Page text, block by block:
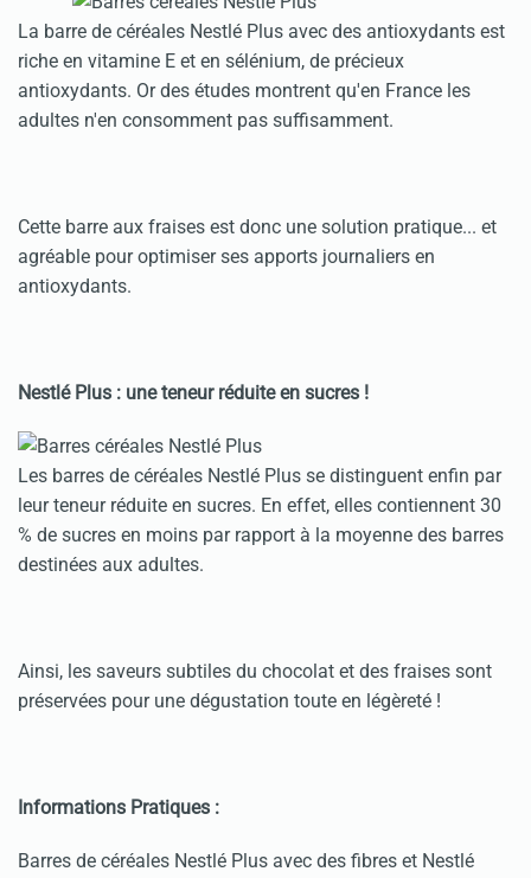
La barre de céréales Nestlé Plus avec des antioxydants est
riche en vitamine E et en sélénium, de précieux
antioxydants. Or des études montrent qu'en France les
adultes n'en consomment pas suffisamment.
Cette barre aux fraises est donc une solution pratique... et
agréable pour optimiser ses apports journaliers en
antioxydants.
Nestlé Plus : une teneur réduite en sucres !
Les barres de céréales Nestlé Plus se distinguent enfin par
leur teneur réduite en sucres. En effet, elles contiennent 30
% de sucres en moins par rapport à la moyenne des barres
destinées aux adultes.
Ainsi, les saveurs subtiles du chocolat et des fraises sont
préservées pour une dégustation toute en légèreté !
Informations Pratiques :
Barres de céréales Nestlé Plus avec des fibres et Nestlé